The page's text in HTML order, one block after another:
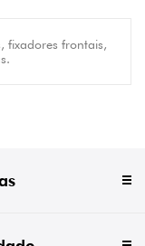
fixadores frontais,